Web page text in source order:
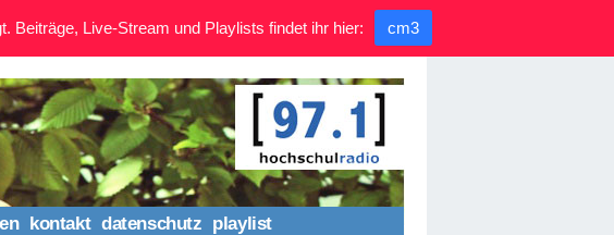
kontakt datenschutz playlist
Beiträge, Live-Stream und Playlists findet ihr hier: cm3